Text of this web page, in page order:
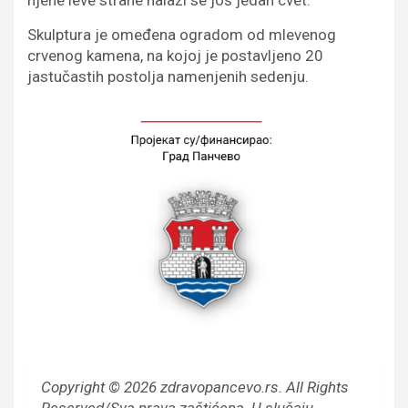
Skulptura je omeđena ogradom od mlevenog
crvenog kamena, na kojoj je postavljeno 20
jastučastih postolja namenjenih sedenju.
Copyright © 2026 zdravopancevo.rs. All Rights